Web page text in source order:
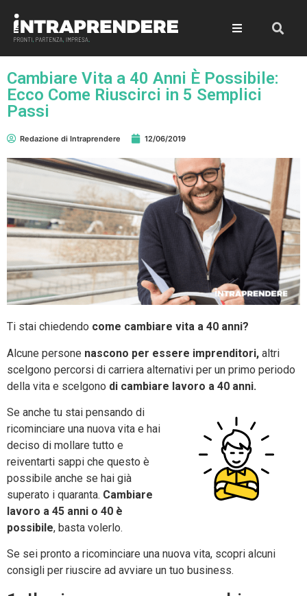
Cambiare Vita a 40 Anni È Possibile:
Ecco Come Riuscirci in 5 Semplici
Passi
Redazione di Intraprendere 12/06/2019
Ti stai chiedendo come cambiare vita a 40 anni?
Alcune persone nascono per essere imprenditori, altri
scelgono percorsi di carriera alternativi per un primo periodo
della vita e scelgono di cambiare lavoro a 40 anni.
Se anche tu stai pensando di
ricominciare una nuova vita e hai
deciso di mollare tutto e
reiventarti sappi che questo è
possibile anche se hai già
superato i quaranta. Cambiare
lavoro a 45 anni o 40 è
possibile, basta volerlo.
Se sei pronto a ricominciare una nuova vita, scopri alcuni
consigli per riuscire ad avviare un tuo business.